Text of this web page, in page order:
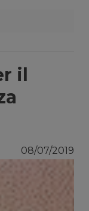
il
08/07/2019